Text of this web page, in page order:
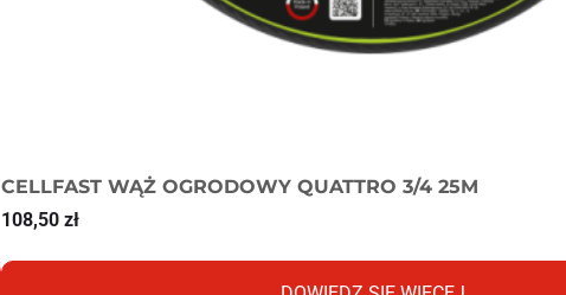
CELLFAST WĄŻ OGRODOWY QUATTRO 3/4 25M
108,50 zł